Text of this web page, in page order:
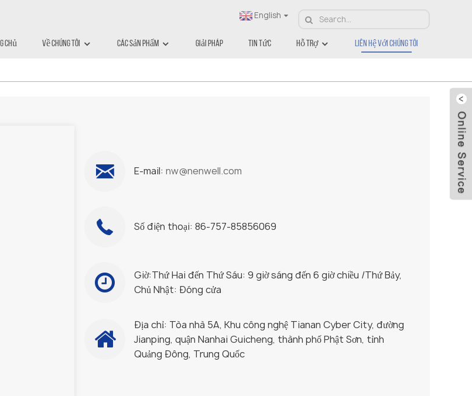
English
Chủ Về Chúng Tôi Các Sản Phẩm Giải Pháp Tin Tức Hỗ Trợ Liên Hệ Với Chúng Tôi
Với Chúng Tôi
E-mail: nw@nenwell.com
Số điện thoại: 86-757-85856069
Giờ:Thứ Hai đến Thứ Sáu: 9 giờ sáng đến 6 giờ chiều /Thứ Bảy,
Chủ Nhật: Đóng cửa
Địa chỉ: Tòa nhà 5A, Khu công nghệ Tianan Cyber ​​City, đường
Jianping, quận Nanhai Guicheng, thành phố Phật Sơn, tỉnh
Quảng Đông, Trung Quốc